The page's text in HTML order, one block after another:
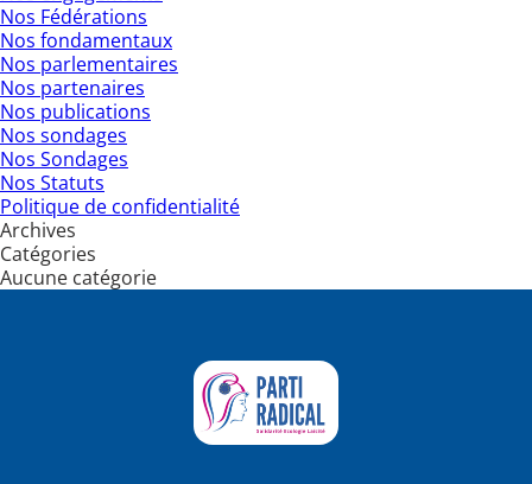
Nos Fédérations
Nos fondamentaux
Nos parlementaires
Nos partenaires
Nos publications
Nos sondages
Nos Sondages
Nos Statuts
Politique de confidentialité
Archives
Catégories
Aucune catégorie